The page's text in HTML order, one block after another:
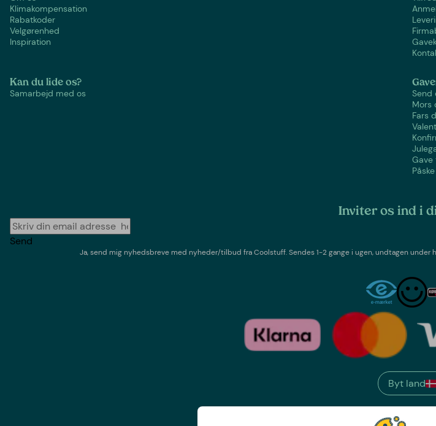
Klimakompensation
Rabatkoder
Velgørenhed
Inspiration
Kan du lide os?
Samarbejd med os
Send
Mors
Fars
Gave
Påske
Inviter os ind i
Send
Ja, send mig nyhedsbreve med nyheder/tilbud fraCoolstuff. Sendes 1-2 gange i ugen,undtagen under
Byt land